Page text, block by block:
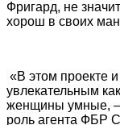
Фригард, не
хорош в своих
«В этом проекте
увлекательным
женщины умные, –
роль агента ФБР